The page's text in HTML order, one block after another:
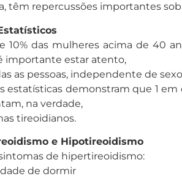
têm repercussões importantes
10% das mulheres acima de 40
importante estar atento,
as pessoas, independente de
estatísticas demonstram que 1
na verdade,
tireoidianos.
e Hipotireoidismo
de hipertireoidismo:
de dormir